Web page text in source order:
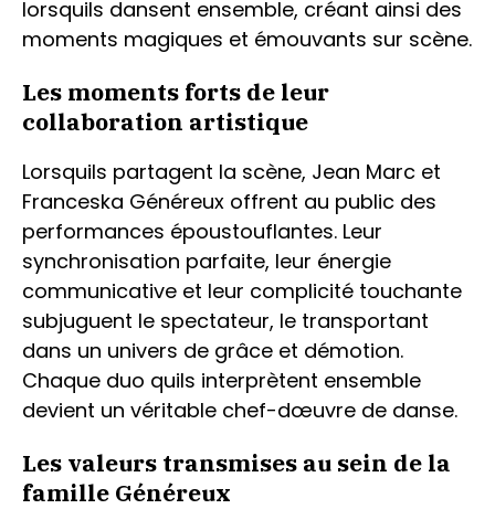
lorsquils dansent ensemble, créant ainsi des
moments magiques et émouvants sur scène.
Les moments forts de leur
collaboration artistique
Lorsquils partagent la scène, Jean Marc et
Franceska Généreux offrent au public des
performances époustouflantes. Leur
synchronisation parfaite, leur énergie
communicative et leur complicité touchante
subjuguent le spectateur, le transportant
dans un univers de grâce et démotion.
Chaque duo quils interprètent ensemble
devient un véritable chef-dœuvre de danse.
Les valeurs transmises au sein de la
famille Généreux